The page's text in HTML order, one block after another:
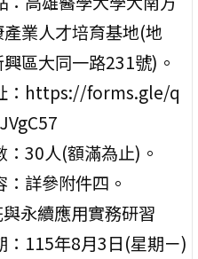
業人才培育基地(地
區大同一路231號)。
：https://forms.gle/q
：30人(額滿為止)。
：詳參附件四。
永續應用實務研習
：115年8月3日(星期ㄧ)